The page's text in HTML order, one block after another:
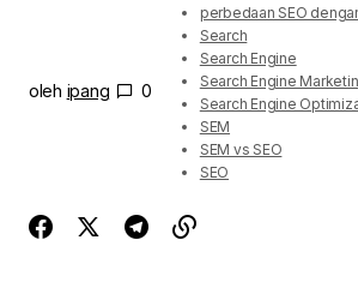
oleh ipang 0
perbedaan SEO
Search
Search Engine
Search Engine
Search Engine
SEM
SEM vs SEO
SEO